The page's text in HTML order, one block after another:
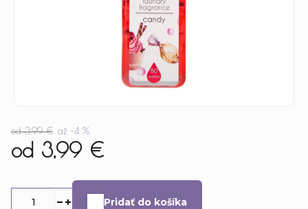
od 3,99 € až –4 %
od 3,99 €
cena:
Pridať do košíka